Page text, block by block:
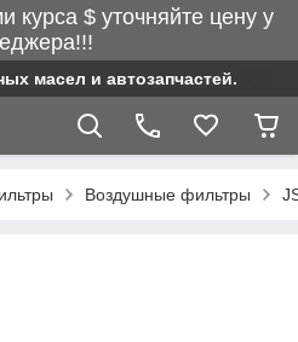
курса $ уточняйте цену у
масел и автозапчастей.
Воздушные фильтры